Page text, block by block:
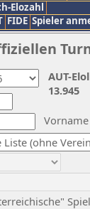
Elozahl
FIDE Spieler
Vorname
AUT-
13.945